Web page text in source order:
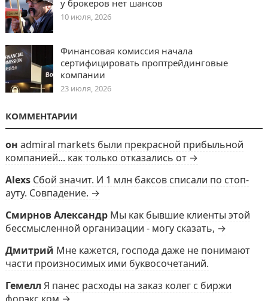
у брокеров нет шансов
10 июля, 2026
Финансовая комиссия начала
сертифицировать проптрейдинговые
компании
23 июля, 2026
КОММЕНТАРИИ
он admiral markets были прекрасной прибыльной
компанией... как только отказались от →
Alexs Сбой значит. И 1 млн баксов списали по стоп-
ауту. Совпадение. →
Смирнов Александр Мы как бывшие клиенты этой
бессмысленной организации - могу сказать, →
Дмитрий Мне кажется, господа даже не понимают
части произносимых ими буквосочетаний.
Гемелл Я панес расходы на заказ колег с биржи